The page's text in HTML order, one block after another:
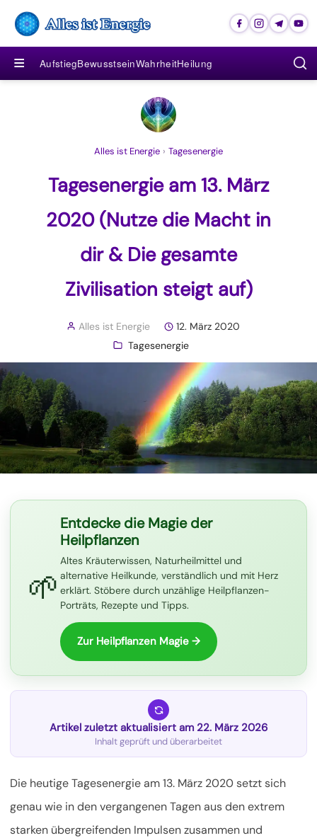
≡ AufstiegBewusstseinWahrheitHeilung
Alles ist Energie › Tagesenergie
Tagesenergie am 13. März
2020 (Nutze die Macht in
dir & Die gesamte
Zivilisation steigt auf)
Alles ist Energie
12. März 2020
Tagesenergie
🌱
Entdecke die Magie der
Heilpflanzen
Altes Kräuterwissen, Naturheilmittel und
alternative Heilkunde, verständlich und mit Herz
erklärt. Stöbere durch unzählige Heilpflanzen-
Porträts, Rezepte und Tipps.
Zur Heilpflanzen Magie →
Artikel zuletzt aktualisiert am 22. März 2026
Inhalt geprüft und überarbeitet
Die heutige Tagesenergie am 13. März 2020 setzt sich
genau wie in den vergangenen Tagen aus den extrem
starken übergreifenden Impulsen zusammen und